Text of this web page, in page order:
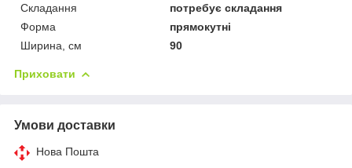
Складання
потребує складання
Форма
прямокутні
Ширина, см
90
Приховати
Умови доставки
Нова Пошта